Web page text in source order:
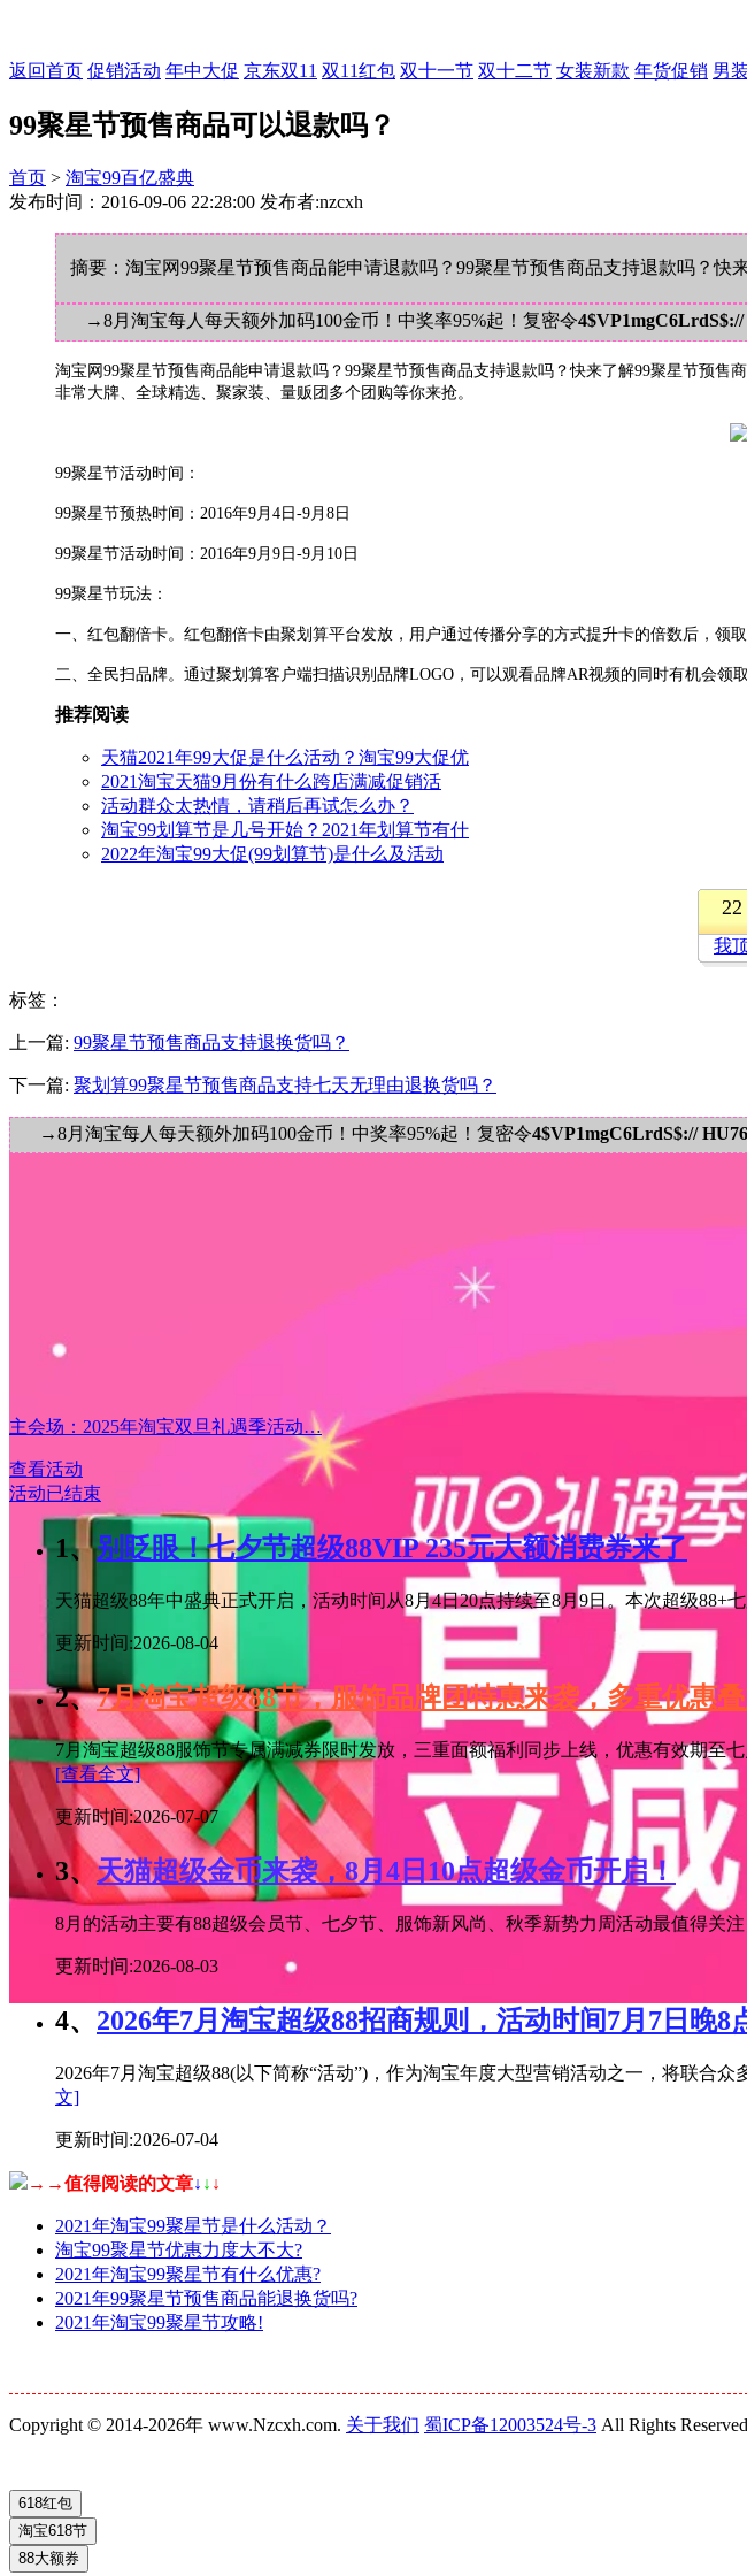
返回首页 促销活动 年中大促 京东双11 双11红包 双十一节 双十二节 女装新款 年货促销 男
99聚星节预售商品可以退款吗？
首页 > 淘宝99百亿盛典
发布时间：2016-09-06 22:28:00 发布者:nzcxh
摘要：淘宝网99聚星节预售商品能申请退款吗？99聚星节预售商品支持退款吗？快
→8月淘宝每人每天额外加码100金币！中奖率95%起！复密令4$VP1mgC6LrdS$://
淘宝网99聚星节预售商品能申请退款吗？99聚星节预售商品支持退款吗？快来了解99聚星节预售商
非常大牌、全球精选、聚家装、量贩团多个团购等你来抢。
99聚星节活动时间：
99聚星节预热时间：2016年9月4日-9月8日
99聚星节活动时间：2016年9月9日-9月10日
99聚星节玩法：
一、红包翻倍卡。红包翻倍卡由聚划算平台发放，用户通过传播分享的方式提升卡的倍数后，领
二、全民扫品牌。通过聚划算客户端扫描识别品牌LOGO，可以观看品牌AR视频的同时有机会领
推荐阅读
天猫2021年99大促是什么活动？淘宝99大促优
2021淘宝天猫9月份有什么跨店满减促销活
活动群众太热情，请稍后再试怎么办？
淘宝99划算节是几号开始？2021年划算节有什
2022年淘宝99大促(99划算节)是什么及活动
22
我
标签 ：
上一篇: 99聚星节预售商品支持退换货吗？
下一篇: 聚划算99聚星节预售商品支持七天无理由退换货吗？
→8月淘宝每人每天额外加码100金币！中奖率95%起！复密令4$VP1mgC6LrdS$://
主会场：2025年淘宝双旦礼遇季活动…
查看活动
活动已结束
1、别眨眼！七夕节超级88VIP 235元大额消费券来了
天猫超级88年中盛典正式开启，活动时间从8月4日20点持续至8月9日。本次超级
更新时间:2026-08-04
2、7月淘宝超级88节，服饰品牌团特惠来袭，多重优惠
7月淘宝超级88服饰节专属满减券限时发放，三重面额福利同步上线，优惠有效期至
[查看全文]
更新时间:2026-07-07
3、天猫超级金币来袭，8月4日10点超级金币开启！
8月的活动主要有88超级会员节、七夕节、服饰新风尚、秋季新势力周活动最值得关
更新时间:2026-08-03
4、 2026年7月淘宝超级88招商规则，活动时间7月7日晚8
2026年7月淘宝超级88(以下简称“活动”)，作为淘宝年度大型营销活动之一，将联合
文]
更新时间:2026-07-04
→→值得阅读的文章↓ ↓ ↓
2021年淘宝99聚星节是什么活动？
淘宝99聚星节优惠力度大不大?
2021年淘宝99聚星节有什么优惠?
2021年99聚星节预售商品能退换货吗?
2021年淘宝99聚星节攻略!
Copyright © 2014-2026年 www.Nzcxh.com. 关于我们 蜀ICP备12003524号-3 All Rights